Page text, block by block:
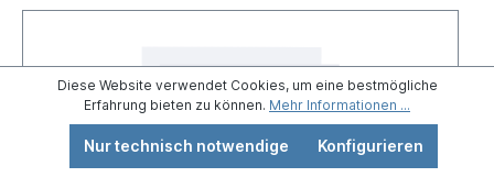
Diese Website verwendet Cookies, um eine bestmögliche
Erfahrung bieten zu können. Mehr Informationen ...
Nur technisch notwendige Konfigurieren